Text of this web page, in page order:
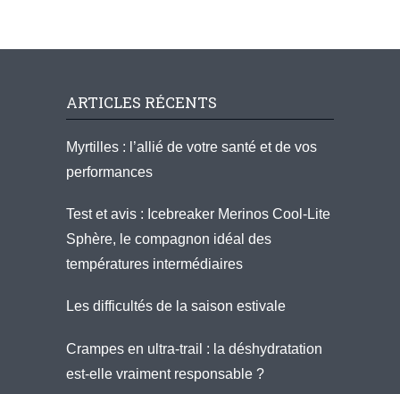
ARTICLES RÉCENTS
Myrtilles : l’allié de votre santé et de vos
performances
Test et avis : Icebreaker Merinos Cool-Lite
Sphère, le compagnon idéal des
températures intermédiaires
Les difficultés de la saison estivale
Crampes en ultra-trail : la déshydratation
est-elle vraiment responsable ?